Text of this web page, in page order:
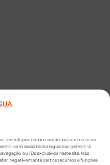
tecnologias como cookies para armazenar
com essas tecnologias nos permitirá
ou IDs exclusivos neste site. Não
negativamante certos recursos e funções.